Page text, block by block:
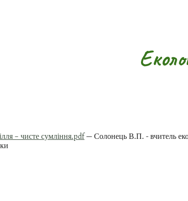
– чисте сумління.pdf— Солонець В.П. - вчитель